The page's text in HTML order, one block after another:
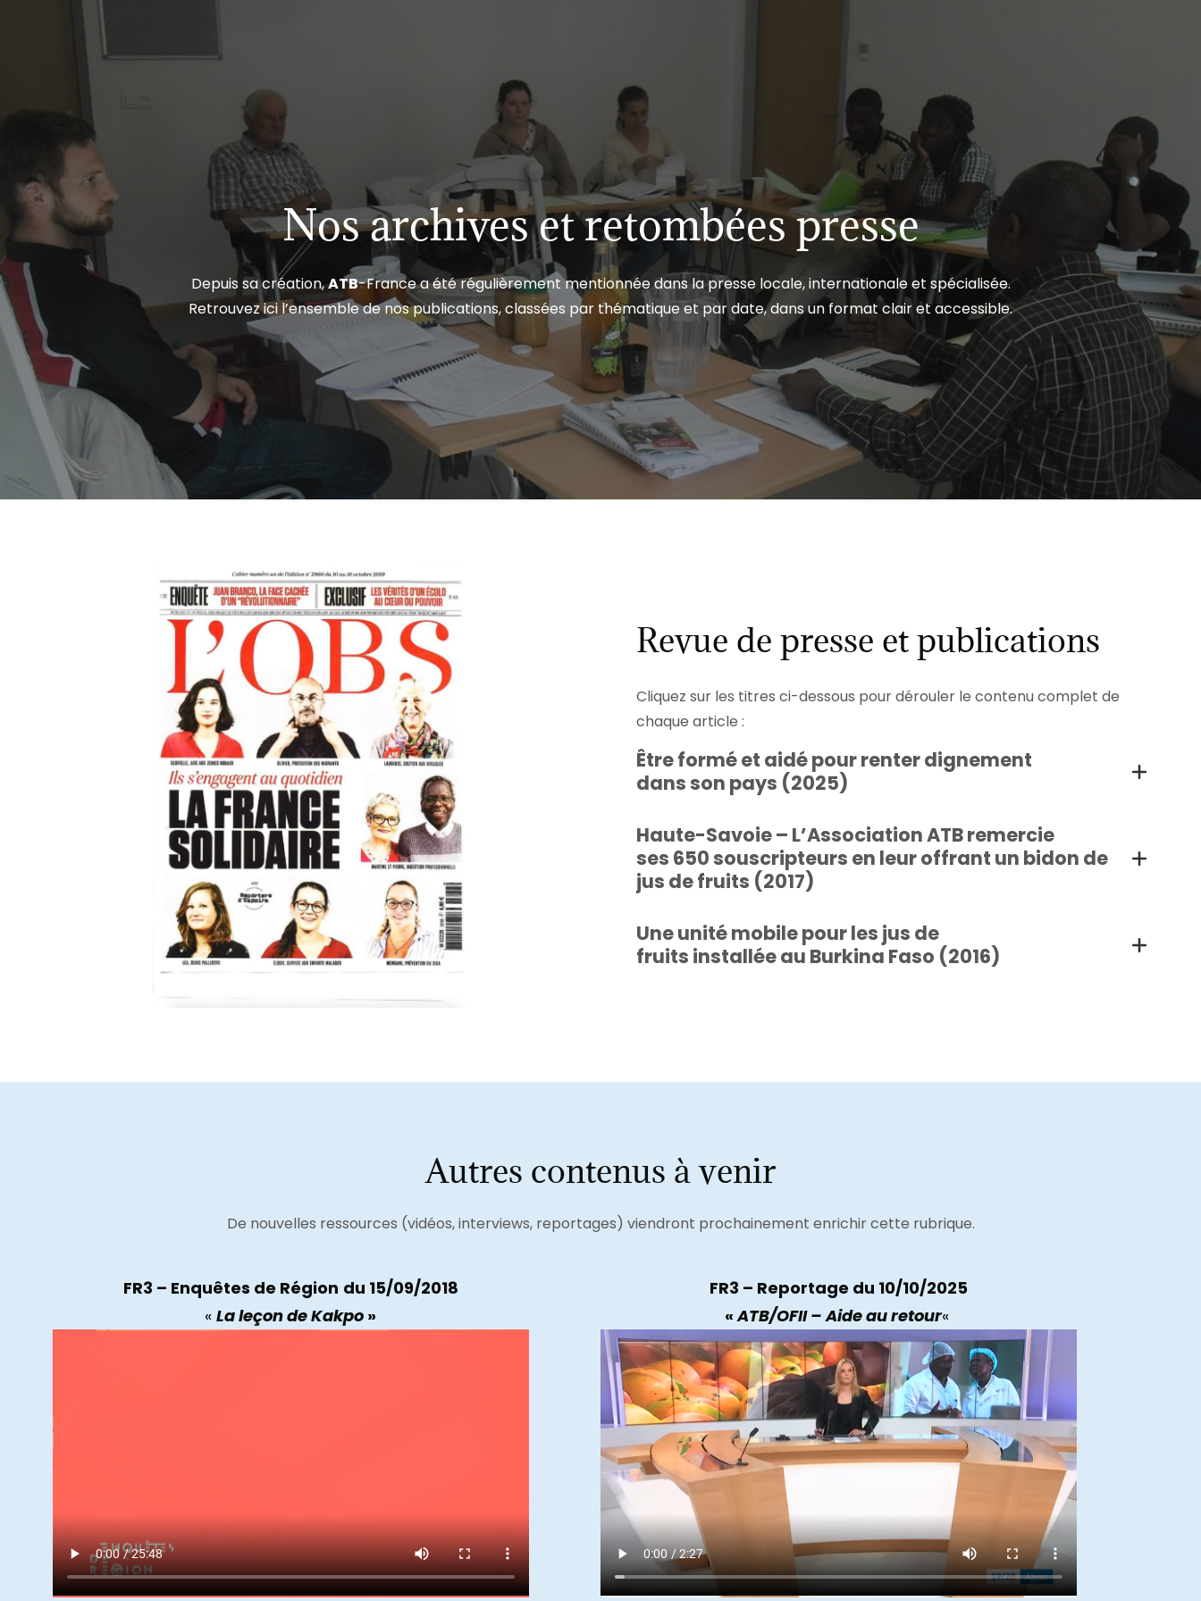
Nos archives et retombées presse
Depuis sa création,ATB-France a été régulièrement mentionnée dans la presse locale, internationale et spécialisée.
Retrouvez ici l’ensemble de nos publications, classées par thématique et par date, dans un format clair et accessible.
Revue de presse et publications
Cliquez sur les titres ci-dessous pour dérouler le contenu complet de
chaque article :
Être formé et aidé pour renter dignement
dans son pays (2025)
VOIR L’ARTICLE
Haute-Savoie – L’Association ATB remercie
ses 650 souscripteurs en leur offrant un bidon de
jus de fruits (2017)
VOIR L’ARTICLE
Une unité mobile pour les jus de
fruits installée au Burkina Faso (2016)
Autres contenus à venir
De nouvelles ressources (vidéos, interviews, reportages) viendront prochainement enrichir cette rubrique.
FR3 – Enquêtes de Région du 15/09/2018
«La leçon de Kakpo »
FR3 – Reportage du 10/10/2025
«ATB/OFII – Aide au retour«